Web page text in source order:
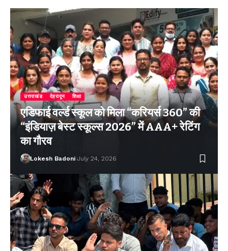
उत्तराखंड देहरादून शिक्षा
एडिफाई वर्ल्ड स्कूल को मिला “करियर्स 360” की
“इंडियाज़ बेस्ट स्कूल्स 2026” में AAA+ रेटिंग
का गौरव
Lokesh Badoni July 24, 2026